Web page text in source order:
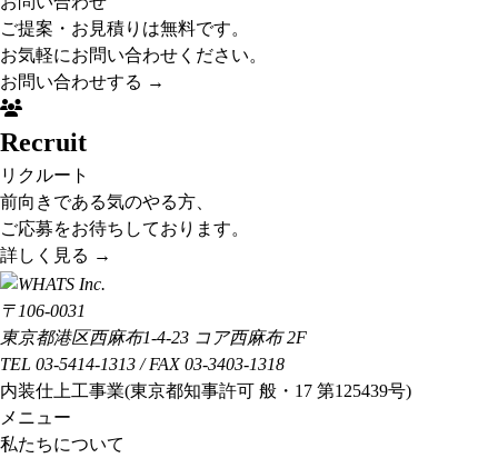
ご提案・お見積りは無料です。
お気軽にお問い合わせください。
お問い合わせする →
Recruit
リクルート
前向きである気のやる方、
ご応募をお待ちしております。
詳しく見る →
〒106-0031
東京都港区西麻布1-4-23 コア西麻布 2F
TEL 03-5414-1313 / FAX 03-3403-1318
内装仕上工事業(東京都知事許可 般・17 第125439号)
メニュー
私たちについて